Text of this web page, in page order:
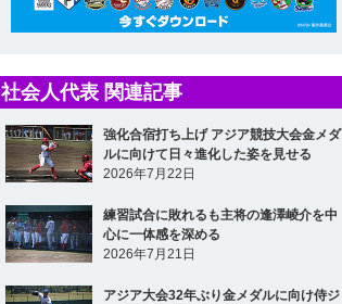
社会人代表 関連記事
強化合宿打ち上げ アジア競技大会金メダ
ルに向けて日々進化した姿を見せる
2026年7月22日
練習試合に敗れるも主将の逢澤崚介を中
心に一体感を深める
2026年7月21日
アジア大会32年ぶり金メダルに向け侍ジ